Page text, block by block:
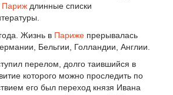
Париж длинные списки
Жизнь в Париже прерывалась
Бельгии, Голландии, Англии.
перелом, долго таившийся в
которого можно проследить по
его был переход князя Ивана